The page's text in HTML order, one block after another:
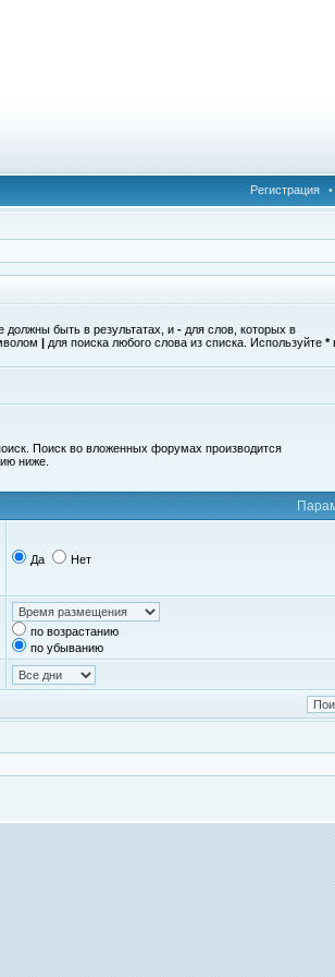
Регистрация •
должны быть в результатах, и - для слов, которых в
| для поиска любого слова из списка. Используйте *
Поиск во вложенных форумах производится
ниже.
Да Нет
по возрастанию
по убыванию